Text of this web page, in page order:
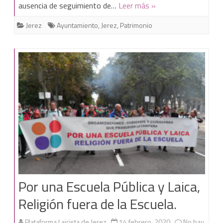
de
Jerez
al
Ayuntamiento
ante
la
Fiscalía.
ausencia de seguimiento de… Leer más »
Jerez Ayuntamiento,Jerez, Patrimonio
Por una Escuela Pública y Laica,
Religión fuera de la Escuela.